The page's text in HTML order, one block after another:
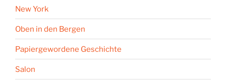
New York
Oben in den Bergen
Papiergewordene Geschichte
Salon